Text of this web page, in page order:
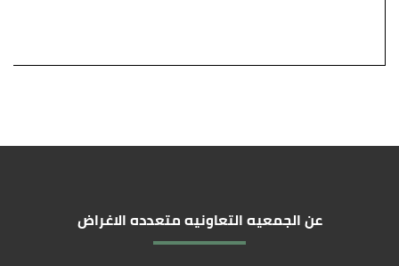
عن الجمعيه التعاونيه متعدده الاغراض